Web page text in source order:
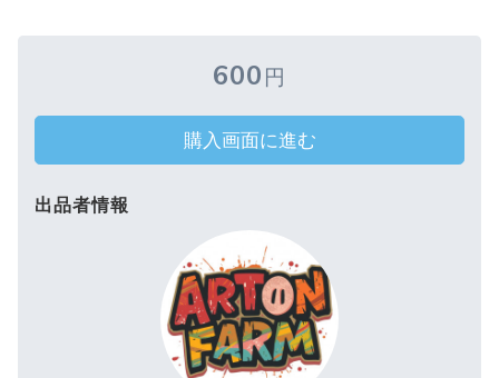
600円
購入画面に進む
出品者情報